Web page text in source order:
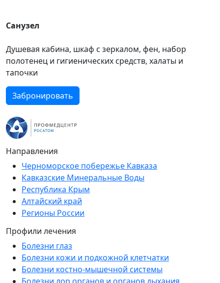
Санузел
Душевая кабина, шкаф с зеркалом, фен, набор
полотенец и гигиенических средств, халаты и
тапочки
Забронировать
Направления
Черноморское побережье Кавказа
Кавказские Минеральные Воды
Республика Крым
Алтайский край
Регионы России
Профили лечения
Болезни глаз
Болезни кожи и подкожной клетчатки
Болезни костно-мышечной системы